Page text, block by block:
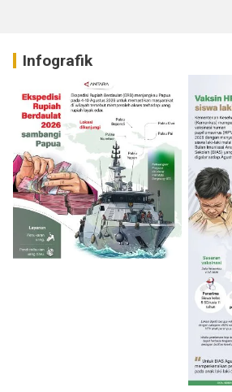
Infografik